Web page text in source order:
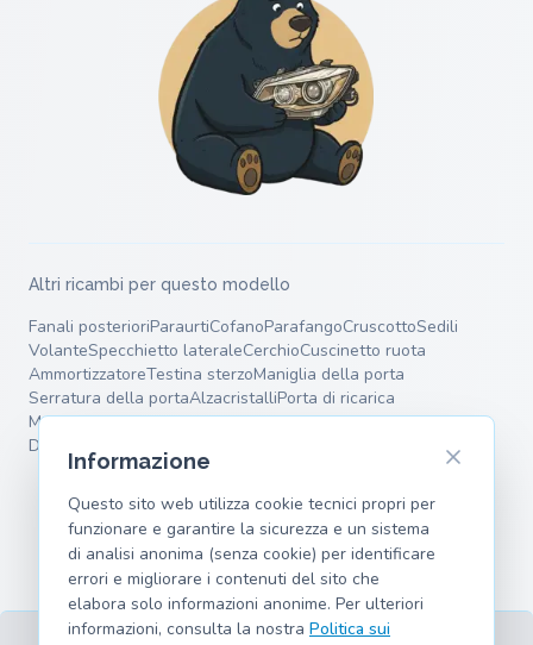
Altri ricambi per questo modello
Fanali posterioriParaurtiCofanoParafangoCruscottoSedili
VolanteSpecchietto lateraleCerchioCuscinetto ruota
AmmortizzatoreTestina sterzoManiglia della porta
Serratura della portaAlzacristalliPorta di ricarica
Motore elettricoBatteria ad alta tensioneSupporto motore
Dischi freno
Bracci oscillanti
Informazione
Questo sito web utilizza cookie tecnici propri per
funzionare e garantire la sicurezza e un sistema
di analisi anonima (senza cookie) per identificare
errori e migliorare i contenuti del sito che
elabora solo informazioni anonime. Per ulteriori
informazioni, consulta la nostra Politica sui